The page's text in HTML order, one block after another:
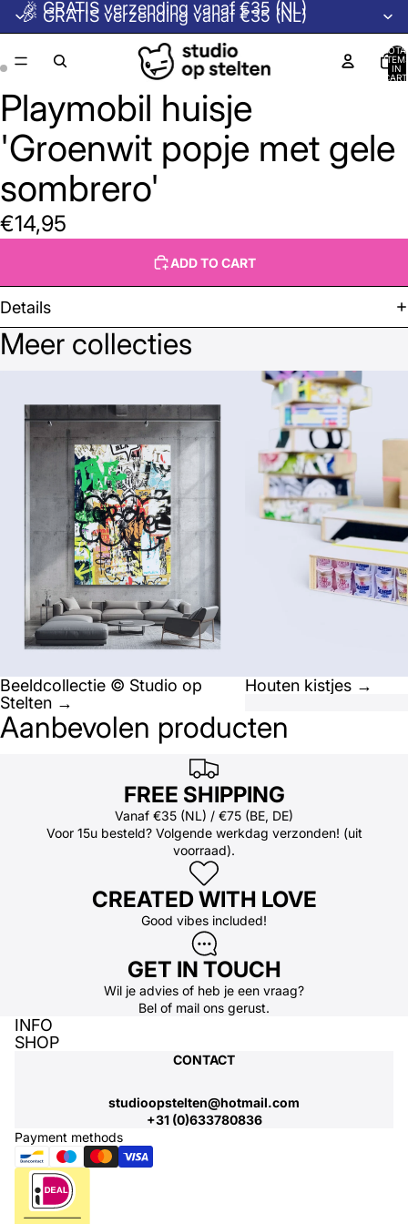
🎉 GRATIS verzending vanaf €35 (NL)
🎉 GRATIS verzending vanaf €35 (NL)
IN
Playmobil huisje
'Groenwit popje met gele
sombrero'
€14,95
ADD TO CART
Details
Meer collecties
Beeldcollectie © Studio op
Stelten →
Houten kistjes →
Houten kistjes →
Aanbevolen producten
FREE SHIPPING
Vanaf €35 (NL) / €75 (BE, DE)
Voor 15u besteld? Volgende werkdag verzonden! (uit
voorraad).
CREATED WITH LOVE
Good vibes included!
GET IN TOUCH
Wil je advies of heb je een vraag?
Bel of mail ons gerust.
INFO
SHOP
CONTACT
studioopstelten@hotmail.com
+31 (0)633780836
Payment methods